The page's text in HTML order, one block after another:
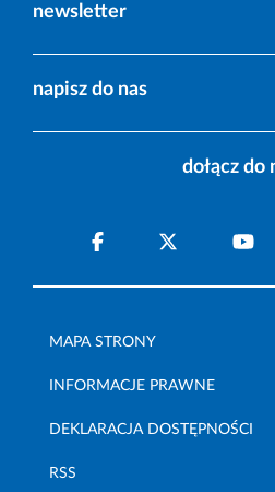
newsletter
napisz do nas
dołącz do
MAPA STRONY
INFORMACJE PRAWNE
DEKLARACJA DOSTĘPNOŚCI
RSS